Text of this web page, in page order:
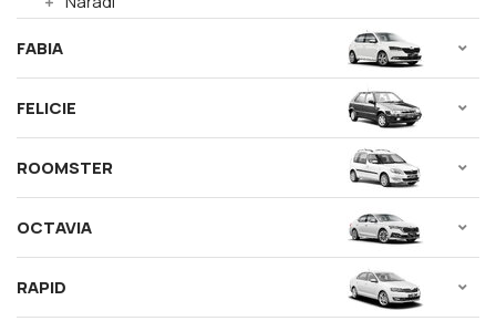
FABIA
FELICIE
ROOMSTER
OCTAVIA
RAPID